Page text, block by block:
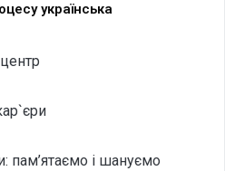
українська
пам’ятаємо і шануємо